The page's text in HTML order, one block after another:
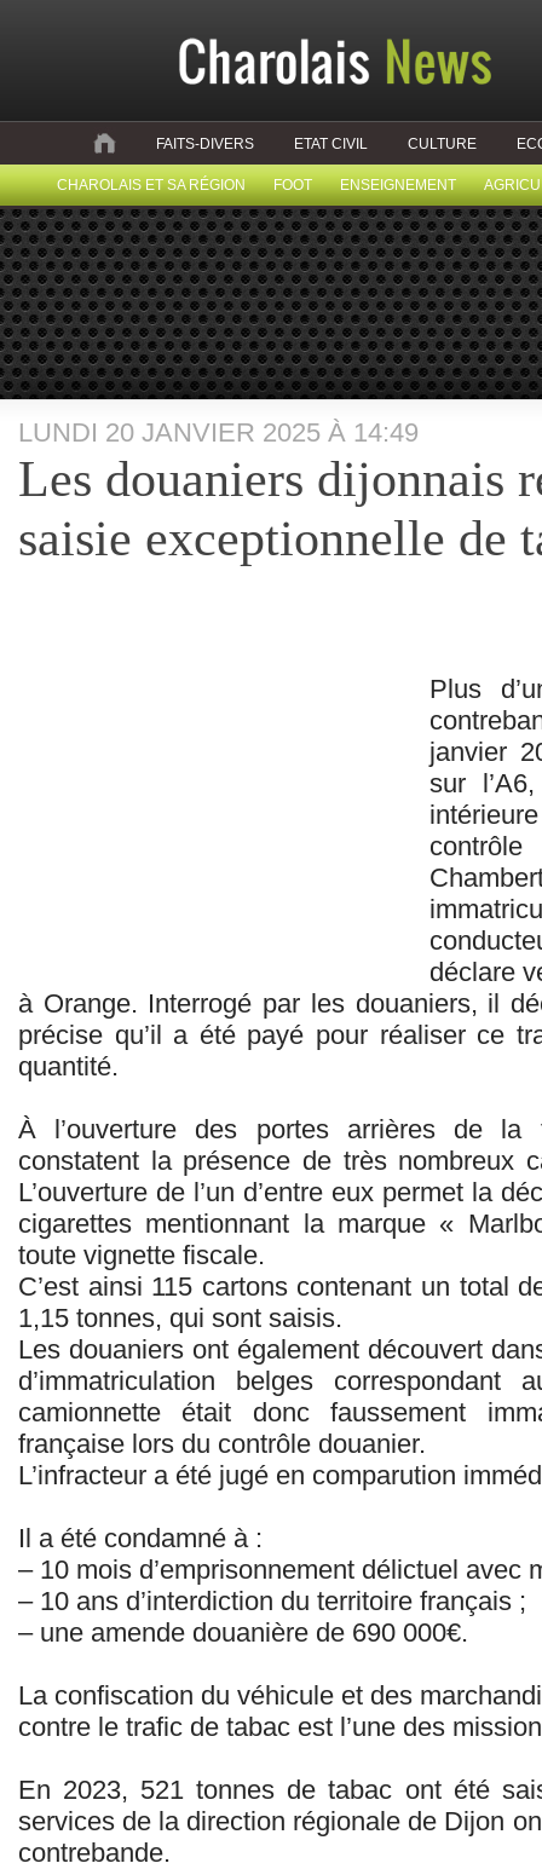
FAITS-DIVERS ETAT CIVIL CULTURE
CHAROLAIS ET SA RÉGION FOOT ENSEIGNEMENT
LUNDI 20 JANVIER 2025 À 14:49
Les douaniers dijonnais
saisie exceptionnelle de
Plus
janvier
sur
déclare
à Orange. Interrogé par les douaniers, il
précise qu’il a été payé pour réaliser ce
quantité.
À l’ouverture des portes arrières de la
constatent la présence de très nombreux
L’ouverture de l’un d’entre eux permet la
cigarettes mentionnant la marque «
toute vignette fiscale.
C’est ainsi 115 cartons contenant un total
1,15 tonnes, qui sont saisis.
Les douaniers ont également découvert
d’immatriculation belges
camionnette était donc faussement
française lors du contrôle douanier.
L’infracteur a été jugé en comparution
Il a été condamné à :
– 10 mois d’emprisonnement délictuel avec
– 10 ans d’interdiction du territoire français ;
– une amende douanière de 690 000€.
La confiscation du véhicule et des
contre le trafic de tabac est l’une des
En 2023, 521 tonnes de tabac ont été
services de la direction régionale de Dijon
contrebande.